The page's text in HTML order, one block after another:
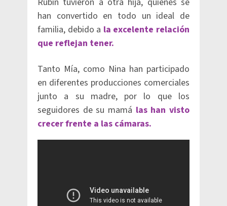
han convertido en todo un ideal de
familia, debido a la excelente relación
que reflejan tener.
Tanto Mía, como Nina han participado
en diferentes producciones comerciales
junto a su madre, por lo que los
seguidores de su mamá las han visto
crecer frente a las cámaras.